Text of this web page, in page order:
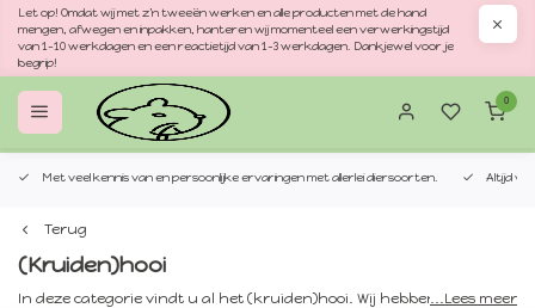
Let op! Omdat wij met z'n tweeën werken en alle producten met de hand
mengen, afwegen en inpakken, hanteren wij momenteel een verwerkingstijd
van 1–10 werkdagen en een reactietijd van 1–3 werkdagen. Dankjewel voor je
begrip!
0
Met veel kennis van en persoonlijke ervaringen met allerlei diersoorten. Altijd
Terug
(Kruiden)hooi
In deze categorie vindt u al het (kruiden)hooi. Wij hebben een zeer
...Lees meer